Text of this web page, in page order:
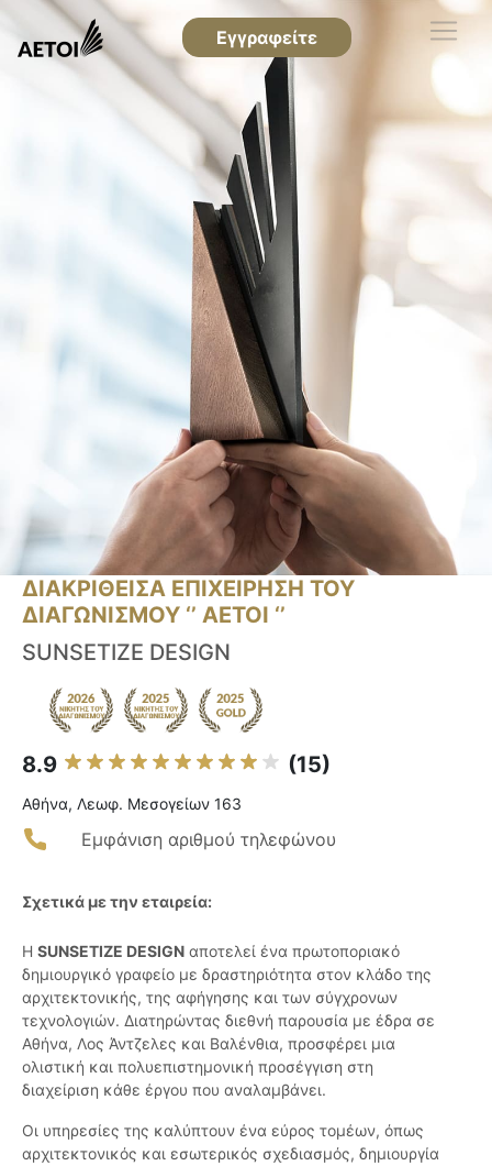
Εγγραφείτε
ΔΙΑΚΡΙΘΕΙΣΑ ΕΠΙΧΕΙΡΗΣΗ ΤΟΥ
ΔΙΑΓΩΝΙΣΜΟΥ ‘’ ΑΕΤΟΙ ‘’
SUNSETIZE DESIGN
8.9 (15)
Αθήνα, Λεωφ. Μεσογείων 163
Εμφάνιση αριθμού τηλεφώνου
Σχετικά με την εταιρεία:
Η SUNSETIZE DESIGN αποτελεί ένα πρωτοποριακό
δημιουργικό γραφείο με δραστηριότητα στον κλάδο της
αρχιτεκτονικής, της αφήγησης και των σύγχρονων
τεχνολογιών. Διατηρώντας διεθνή παρουσία με έδρα σε
Αθήνα, Λος Άντζελες και Βαλένθια, προσφέρει μια
ολιστική και πολυεπιστημονική προσέγγιση στη
διαχείριση κάθε έργου που αναλαμβάνει.
Οι υπηρεσίες της καλύπτουν ένα εύρος τομέων, όπως
αρχιτεκτονικός και εσωτερικός σχεδιασμός, δημιουργία